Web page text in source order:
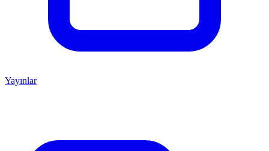
Yayınlar